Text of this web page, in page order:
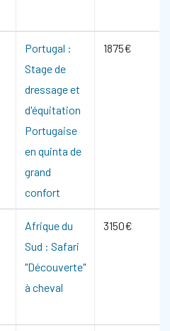
Portugal :
Stage de
dressage et
d'équitation
Portugaise
en quinta de
grand
confort
1875€
Afrique du
Sud : Safari
"Découverte"
à cheval
3150€